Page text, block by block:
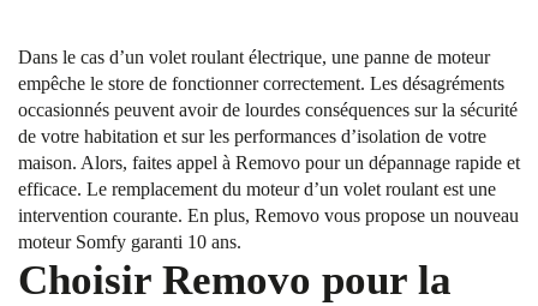
Dans le cas d’un volet roulant électrique, une panne de moteur
empêche le store de fonctionner correctement. Les désagréments
occasionnés peuvent avoir de lourdes conséquences sur la sécurité
de votre habitation et sur les performances d’isolation de votre
maison. Alors, faites appel à Removo pour un dépannage rapide et
efficace. Le remplacement du moteur d’un volet roulant est une
intervention courante. En plus, Removo vous propose un nouveau
moteur Somfy garanti 10 ans.
Choisir Removo pour la